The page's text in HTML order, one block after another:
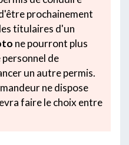
prochainement
titulaires d'un
ne pourront plus
de
un autre permis.
ne dispose
faire le choix entre